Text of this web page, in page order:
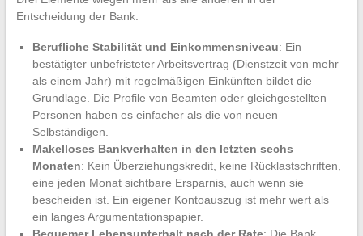
Entscheidung der Bank.
Berufliche Stabilität und Einkommensniveau: Ein
bestätigter unbefristeter Arbeitsvertrag (Dienstzeit von mehr
als einem Jahr) mit regelmäßigen Einkünften bildet die
Grundlage. Die Profile von Beamten oder gleichgestellten
Personen haben es einfacher als die von neuen
Selbständigen.
Makelloses Bankverhalten in den letzten sechs
Monaten: Kein Überziehungskredit, keine Rücklastschriften,
eine jeden Monat sichtbare Ersparnis, auch wenn sie
bescheiden ist. Ein eigener Kontoauszug ist mehr wert als
ein langes Argumentationspapier.
Bequemer Lebensunterhalt nach der Rate: Die Bank